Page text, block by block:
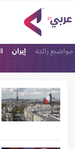
مواضيع رائجة إيران